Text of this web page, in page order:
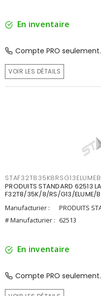
En inventaire
Compte PRO
VOIR LES DÉTAILS
PRODUITS STANDARD 62513
F32T8/35K/8/RS/G13/ELUME/
Manufacturier :
PRODUITS
# Manufacturier : 62513
En inventaire
Compte PRO